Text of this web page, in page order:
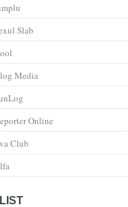
Slab
Media
Online
Club